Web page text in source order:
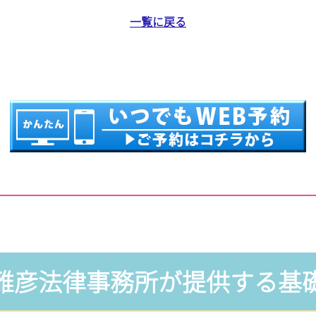
一覧に戻る
彦法律事務所が提供する基